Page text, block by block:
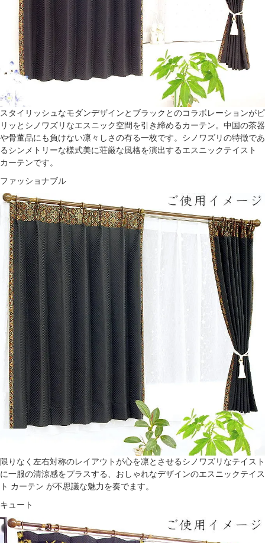
スタイリッシュなモダンデザインとブラックとのコラボレーションがピ
リッとシノワズリなエスニック空間を引き締めるカーテン。中国の茶器
や骨董品にも負けない凛々しさの有る一枚です。シノワズリの特徴であ
るシンメトリーな様式美に荘厳な風格を演出するエスニックテイスト
カーテンです。
ファッショナブル
限りなく左右対称のレイアウトが心を凛とさせるシノワズリなテイスト
に一服の清涼感をプラスする、おしゃれなデザインのエスニックテイス
ト カーテン が不思議な魅力を奏でます。
キュート